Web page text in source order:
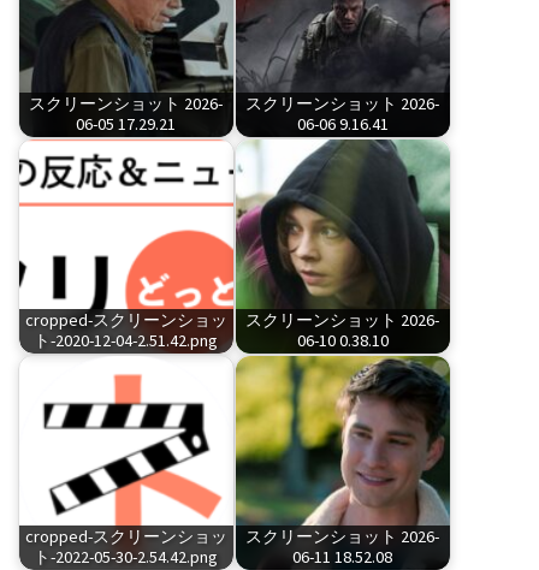
スクリーンショット 2026-
06-05 17.29.21
スクリーンショット 2026-
06-06 9.16.41
cropped-スクリーンショッ
ト-2020-12-04-2.51.42.png
スクリーンショット 2026-
06-10 0.38.10
cropped-スクリーンショッ
ト-2022-05-30-2.54.42.png
スクリーンショット 2026-
06-11 18.52.08